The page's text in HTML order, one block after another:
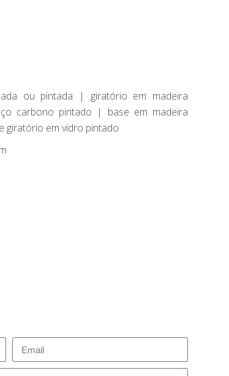
ou pintada | giratório em madeira
carbono pintado | base em madeira
giratório em vidro pintado